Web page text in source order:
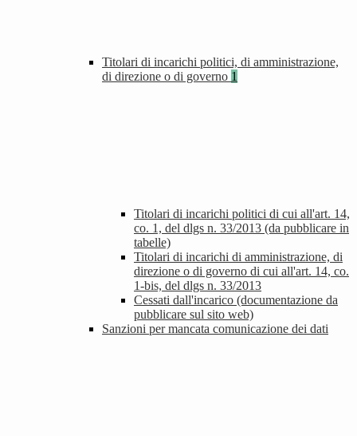
Titolari di incarichi politici, di amministrazione,
di direzione o di governo 1
Titolari di incarichi politici di cui all'art. 14,
co. 1, del dlgs n. 33/2013 (da pubblicare in
tabelle)
Titolari di incarichi di amministrazione, di
direzione o di governo di cui all'art. 14, co.
1-bis, del dlgs n. 33/2013
Cessati dall'incarico (documentazione da
pubblicare sul sito web)
Sanzioni per mancata comunicazione dei dati